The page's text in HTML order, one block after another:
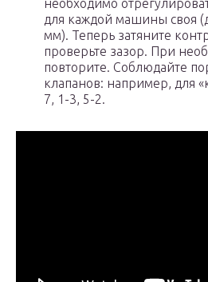
необходимо
для каждой машины своя
мм). Теперь затяните
проверьте зазор. При
повторите. Соблюдайте
клапанов: например, для
7, 1-3, 5-2.